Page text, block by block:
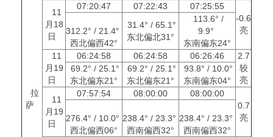
拉
萨
11
月18
日
07:20:47 07:22:43
07:25:55
-0.6
亮
312.2° / 21.4°
西北偏西42°
31.4° / 65.1°
东北偏北31°
113.6° /
9.9°
东南偏东24°
11
月19
日
06:24:58 06:24:58 06:26:46
2.7
较
亮
69.2° / 25.1°
东北偏东21°
69.2° / 25.1°
东北偏东21°
93.8° / 10.0°
东南偏东04°
11
月19
日
07:57:54 08:00:00
08:00:00
0.7
亮
276.4° / 10.0°
西北偏西06°
238.4° / 23.3°
西南偏西32°
238.4° / 23.3°
西南偏西32°